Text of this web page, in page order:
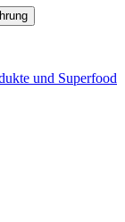
und Superfood